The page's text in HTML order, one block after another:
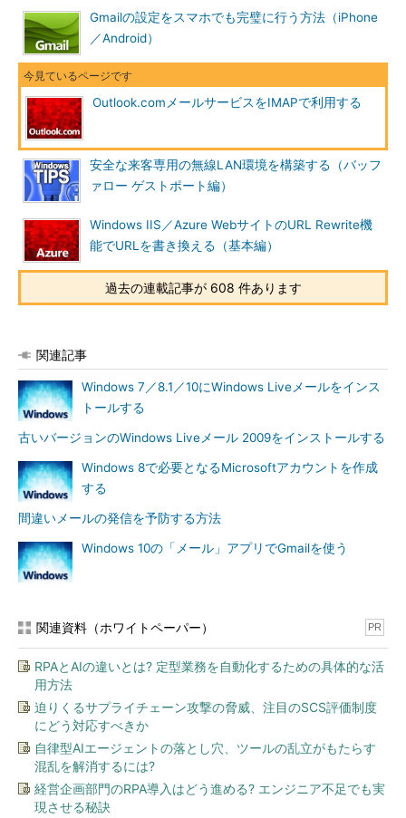
パスワード
＜Outlook.comのパスワード＞
Outlook.comのIMAP設定
Windows Liveメールをインストールしたばかりの場合は、初
めての実行時に「自分の電子メール アカウントを追加する」ウ
ィザードが起動するので、ウィザードに従って上記の項目を入力
していく。すでに別のISPなどのアカウントが設定されているな
どの場合は、自動でウィザードが起動しないので、Windows
ンをクリックし、「自分の電子メール アカウントを追加する」
ウィザードを起動する。
「自分の電子メール アカウントを追加する」画面で、
しないと、Webメールの状態（Windows Liveメール内で
われてしまう。
Windows Liveメールのアカウント設定
Windows Liveメールを実行すると、「自分の電子メール ア
カウントを追加する」ウィザードが起動する。すでにアカウ
ントが存在するような場合などは、［アカウント］タブを開
き、［電子メール］アイコンをクリックする。起動した「自
分の電子メール アカウントを追加する」ウィザードで、Outl
ook.comの電子メールアドレス、パスワードを入力し、必ず
「手動でサーバー設定を構成する」にチェックを入れるこ
と。
（1） ［アカウント］タブを開く。
Gmailの設定をスマホでも完璧に行う方法（iPhone
／Android）
Outlook.comメールサービスをIMAPで利用する
安全な来客専用の無線LAN環境を構築する（バッフ
ァロー ゲストポート編）
Windows IIS／Azure WebサイトのURL Rewrite機
能でURLを書き換える（基本編）
過去の連載記事が 608 件あります
関連記事
Windows 7／8.1／10にWindows Liveメールをインス
トールする
古いバージョンのWindows Liveメール 2009をインストールする
Windows 8で必要となるMicrosoftアカウントを作成
する
間違いメールの発信を予防する方法
Windows 10の「メール」アプリでGmailを使う
関連資料（ホワイトペーパー） PR
RPAとAIの違いとは? 定型業務を自動化するための具体的な活
用方法
迫りくるサプライチェーン攻撃の脅威、注目のSCS評価制度
にどう対応すべきか
自律型AIエージェントの落とし穴、ツールの乱立がもたらす
混乱を解消するには?
経営企画部門のRPA導入はどう進める? エンジニア不足でも実
現させる秘訣